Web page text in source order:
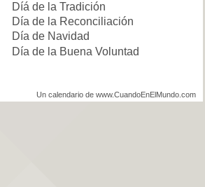
Díá de la Tradición
Día de la Reconciliación
Día de Navidad
Día de la Buena Voluntad
Un calendario de www.CuandoEnElMundo.com